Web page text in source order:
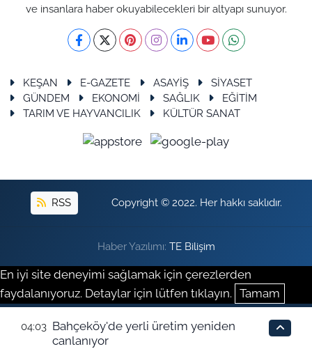
ve insanlara haber okuyabilecekleri bir altyapı sunuyor.
KEŞAN E-GAZETE ASAYİŞ
SİYASET
GÜNDEM
EKONOMİ SAĞLIK
EĞİTİM
TARIM VE HAYVANCILIK
KÜLTÜR SANAT
RSS Copyright © 2022. Her hakkı saklıdır.
Haber Yazılımı: TE Bilişim
En iyi site deneyimi sağlamak için çerezlerden
faydalanıyoruz. Detaylar için lütfen tıklayın. Tamam
04:03 Bahçeköy'de yerli üretim yeniden
canlanıyor